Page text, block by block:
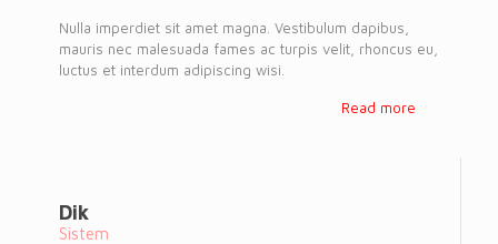
Nulla imperdiet sit amet magna. Vestibulum dapibus,
mauris nec malesuada fames ac turpis velit, rhoncus eu,
luctus et interdum adipiscing wisi.
Read more
Dik
Sistem